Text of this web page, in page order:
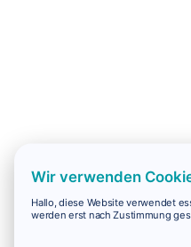
Wir verwenden
Hallo, diese Website verwendet
werden erst nach Zustimmung